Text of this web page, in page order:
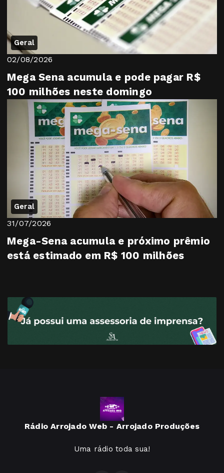
Geral
02/08/2026
Mega Sena acumula e pode pagar R$
100 milhões neste domingo
Geral
31/07/2026
Mega-Sena acumula e próximo prêmio
está estimado em R$ 100 milhões
Rádio Arrojado Web - Arrojado Produções
Uma rádio toda sua!